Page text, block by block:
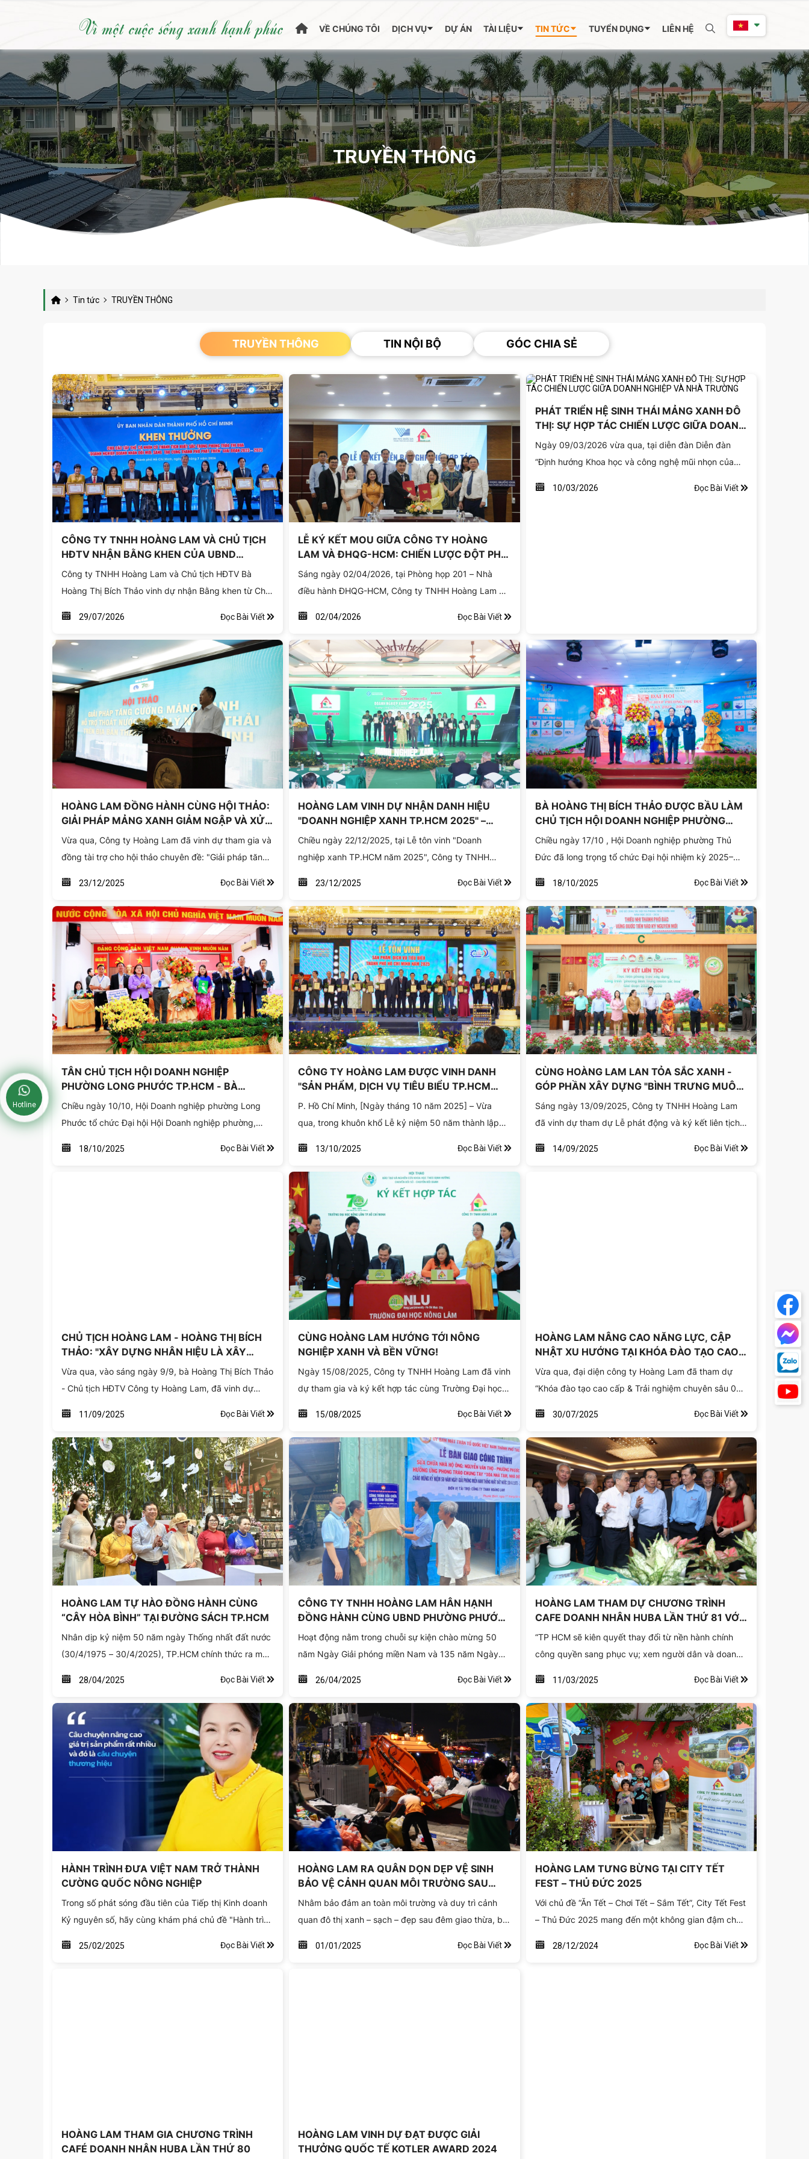
Vì một cuộc sống xanh hạnh phúc VỀ CHÚNG TÔI DỊCH VỤ DỰ ÁN TÀI LIỆU TIN TỨC TUYỂN DỤNG LIÊN HỆ
TRUYỀN THÔNG
Tin tức TRUYỀN THÔNG
TRUYỀN THÔNG TIN NỘI BỘ GÓC CHIA SẺ
CÔNG TY TNHH HOÀNG LAM VÀ CHỦ TỊCH
HĐTV NHẬN BẰNG KHEN CỦA UBND
TP.HCM VỀ THÀNH TÍCH ĐỔI MỚI SÁNG TẠO
Công ty TNHH Hoàng Lam và Chủ tịch HĐTV Bà
Hoàng Thị Bích Thảo vinh dự nhận Bằng khen từ Chủ
xuất sắc trong phong trào "Doanh nghiệp, doanh
nhân đổi mới, sáng tạo cùng Thành phố phát triển".
29/07/2026 Đọc Bài Viết
LỄ KÝ KẾT MOU GIỮA CÔNG TY HOÀNG
LAM VÀ ĐHQG-HCM: CHIẾN LƯỢC ĐỘT PHÁ
VÌ MỘT CUỘC SỐNG XANH HẠNH PHÚC
Sáng ngày 02/04/2026, tại Phòng họp 201 – Nhà
điều hành ĐHQG-HCM, Công ty TNHH Hoàng Lam và
trọng tổ chức Lễ ký kết Biên bản ghi nhớ hợp tác
(MOU) giai đoạn 2026 – 2031. Đây là cột mốc quan
trọng, hiện thực hóa quyết tâm của cả hai đơn vị
trong việc đẩy mạnh nghiên cứu, chuyển giao công
nghệ và xây dựng hệ sinh thái bền vững.
02/04/2026 Đọc Bài Viết
PHÁT TRIỂN HỆ SINH THÁI MẢNG XANH ĐÔ
THỊ: SỰ HỢP TÁC CHIẾN LƯỢC GIỮA DOANH
NGHIỆP VÀ NHÀ TRƯỜNG
Ngày 09/03/2026 vừa qua, tại diễn đàn Diễn đàn
“Định hướng Khoa học và công nghệ mũi nhọn của
tác giữa Nhà trường – Nhà nước – Nhà doanh
10/03/2026 Đọc Bài Viết
HOÀNG LAM ĐỒNG HÀNH CÙNG HỘI THẢO:
GIẢI PHÁP MẢNG XANH GIẢM NGẬP VÀ XỬ
LÝ NƯỚC THẢI TẠI TP.HCM
Vừa qua, Công ty Hoàng Lam đã vinh dự tham gia và
đồng tài trợ cho hội thảo chuyên đề: "Giải pháp tăng
thải trên địa bàn TP.HCM". Đây là sự kiện quan trọng
nhằm tìm kiếm các phương án bền vững để ứng phó
với tình trạng ngập lụt đô thị - một trong những thách
thức lớn nhất của thành phố hiện nay.
23/12/2025 Đọc Bài Viết
HOÀNG LAM VINH DỰ NHẬN DANH HIỆU
"DOANH NGHIỆP XANH TP.HCM 2025" –
NĂM THỨ 3 LIÊN TIẾP KHẲNG ĐỊNH VỊ THẾ
BỀN VỮNG
Chiều ngày 22/12/2025, tại Lễ tôn vinh "Doanh
nghiệp xanh TP.HCM năm 2025", Công ty TNHH
sách các doanh nghiệp tiêu biểu. Đây là năm thứ 3
liên tiếp Hoàng Lam xuất sắc đạt được danh hiệu cao
quý này, tiếp tục khẳng định cam kết mạnh mẽ với sứ
mệnh "Vì một cuộc sống xanh hạnh phúc".
23/12/2025 Đọc Bài Viết
BÀ HOÀNG THỊ BÍCH THẢO ĐƯỢC BẦU LÀM
CHỦ TỊCH HỘI DOANH NGHIỆP PHƯỜNG
THỦ ĐỨC NHIỆM KỲ 2025–2030
Chiều ngày 17/10 , Hội Doanh nghiệp phường Thủ
Đức đã long trọng tổ chức Đại hội nhiệm kỳ 2025–
đoàn kết, đổi mới, bầu ra Ban Chấp hành mới và đề ra
phương hướng hoạt động cho giai đoạn phát triển
tiếp theo.
18/10/2025 Đọc Bài Viết
TÂN CHỦ TỊCH HỘI DOANH NGHIỆP
PHƯỜNG LONG PHƯỚC TP.HCM - BÀ
HOÀNG THỊ BÍCH THẢO VỚI KHÁT VỌNG
PHÁT TRIỂN HỘI DOANH NGHIỆP TRONG
KHU VỰC NHIỆM KỲ 2025-2030.
Chiều ngày 10/10, Hội Doanh nghiệp phường Long
Phước tổ chức Đại hội Hội Doanh nghiệp phường,
18/10/2025 Đọc Bài Viết
CÔNG TY HOÀNG LAM ĐƯỢC VINH DANH
"SẢN PHẨM, DỊCH VỤ TIÊU BIỂU TP.HCM
NĂM 2025"
P. Hồ Chí Minh, [Ngày tháng 10 năm 2025] – Vừa
qua, trong khuôn khổ Lễ kỷ niệm 50 năm thành lập
TNHH Hoàng Lam đã vinh dự được xướng tên trong
Lễ Tôn vinh "Sản phẩm, Dịch vụ tiêu biểu TP.HCM
năm 2025". Đây là sự ghi nhận xứng đáng cho những
nỗ lực không ngừng của Hoàng Lam trong việc kiến
tạo không gian xanh và mang lại các giải pháp cảnh
quan ưu việt cho cộng đồng.
13/10/2025 Đọc Bài Viết
CÙNG HOÀNG LAM LAN TỎA SẮC XANH -
GÓP PHẦN XÂY DỰNG "BÌNH TRƯNG MUÔN
SẮC HOA"
Sáng ngày 13/09/2025, Công ty TNHH Hoàng Lam
đã vinh dự tham dự Lễ phát động và ký kết liên tịch
Trưng muôn sắc hoa và ra mắt mô hình tuần tra xanh
14/09/2025 Đọc Bài Viết
CÙNG HOÀNG LAM HƯỚNG TỚI NÔNG
NGHIỆP XANH VÀ BỀN VỮNG!
Ngày 15/08/2025, Công ty TNHH Hoàng Lam đã vinh
dự tham gia và ký kết hợp tác cùng Trường Đại học
cứu khoa học theo định hướng chuyển đổi số -
chuyển đổi xanh”.
15/08/2025 Đọc Bài Viết
HOÀNG LAM NÂNG CAO NĂNG LỰC, CẬP
NHẬT XU HƯỚNG TẠI KHÓA ĐÀO TẠO CAO
CẤP CỦA UPC - CÔNG VIÊN CÂY XANH
VŨNG TÀU
Vừa qua, đại diện công ty Hoàng Lam đã tham dự
“Khóa đào tạo cao cấp & Trải nghiệm chuyên sâu 02
26 và 27 tháng 7. Với chủ đề “Đô thị xanh thông minh
& Doanh nghiệp cây xanh bứt phá”, chương trình đã
mang đến những kiến thức và kinh nghiệm quý báu,
giúp đội ngũ Hoàng Lam cập nhật các xu hướng tiên
tiến nhất trong ngành.
30/07/2025 Đọc Bài Viết
HOÀNG LAM TỰ HÀO ĐỒNG HÀNH CÙNG
“CÂY HÒA BÌNH” TẠI ĐƯỜNG SÁCH TP.HCM
Nhân dịp kỷ niệm 50 năm ngày Thống nhất đất nước
(30/4/1975 – 30/4/2025), TP.HCM chính thức ra mắt
tượng lan tỏa thông điệp đoàn kết, yêu thương và
phát triển bền vững.
28/04/2025 Đọc Bài Viết
CÔNG TY TNHH HOÀNG LAM HÂN HẠNH
ĐỒNG HÀNH CÙNG UBND PHƯỜNG PHƯỚC
BÌNH TRONG LỄ KHÁNH THÀNH VÀ BÀN
GIAO CÔNG TRÌNH SỬA CHỮA NHÀ TÌNH
THƯƠNG NĂM 2025.
Hoạt động nằm trong chuỗi sự kiện chào mừng 50
năm Ngày Giải phóng miền Nam và 135 năm Ngày
cho hộ ông Nguyễn Văn Thọ – một gia đình có hoàn
cảnh khó khăn tại khu phố 8, phường Phước Bình, với
tổng kinh phí hơn 100 triệu đồng, trong đó công ty
Hoàng Lam tài trợ 50%. Công trình thể hiện tinh thần
sẻ chia, trách nhiệm xã hội và chung tay vì cộng
đồng của chính quyền địa phương và doanh nghiệp.
26/04/2025 Đọc Bài Viết
HOÀNG LAM THAM DỰ CHƯƠNG TRÌNH
CAFE DOANH NHÂN HUBA LẦN THỨ 81 VỚI
CHỦ ĐỂ “DOANH NGHIỆP THÀNH PHỐ VỚI
MỤC TIÊU TĂNG TRƯỞNG 2 CON SỐ”
“TP HCM sẽ kiên quyết thay đổi từ nền hành chính
công quyền sang phục vụ; xem người dân và doanh
Chủ tịch UBND TP HCM Nguyễn Văn Được tại chương
trình Cà phê Doanh nhân HUBA lần thứ 81 với chủ đề
“Doanh nghiệp thành phố với mục tiêu tăng trưởng 2
con số”.
11/03/2025 Đọc Bài Viết
HÀNH TRÌNH ĐƯA VIỆT NAM TRỞ THÀNH
CƯỜNG QUỐC NÔNG NGHIỆP
Trong số phát sóng đầu tiên của Tiếp thị Kinh doanh
Kỷ nguyên số, hãy cùng khám phá chủ đề "Hành trình
Với sự đồng hành của các chuyên gia đầu ngành, số
25/02/2025 Đọc Bài Viết
HOÀNG LAM RA QUÂN DỌN DẸP VỆ SINH
BẢO VỆ CẢNH QUAN MÔI TRƯỜNG SAU
CHƯƠNG TRÌNH BẮN PHÁO HOA ĐÓN NĂM
Nhằm bảo đảm an toàn môi trường và duy trì cảnh
quan đô thị xanh – sạch – đẹp sau đêm giao thừa, bắt
phối hợp với Hội Liên hiệp Thanh niên Việt Nam TP.
01/01/2025 Đọc Bài Viết
HOÀNG LAM TƯNG BỪNG TẠI CITY TẾT
FEST – THỦ ĐỨC 2025
Với chủ đề “Ăn Tết – Chơi Tết – Sắm Tết”, City Tết Fest
– Thủ Đức 2025 mang đến một không gian đậm chất
đại. Trong suốt 5 ngày, lễ hội sẽ liên tiếp tổ chức
28/12/2024 Đọc Bài Viết
HOÀNG LAM THAM GIA CHƯƠNG TRÌNH
CAFÉ DOANH NHÂN HUBA LẦN THỨ 80
HOÀNG LAM VINH DỰ ĐẠT ĐƯỢC GIẢI
THƯỞNG QUỐC TẾ KOTLER AWARD 2024
Hotline